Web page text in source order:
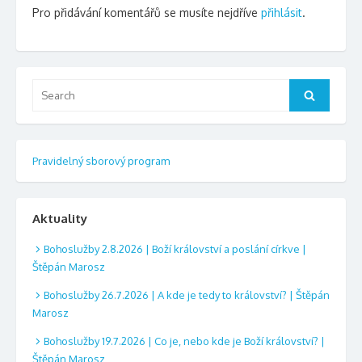
Pro přidávání komentářů se musíte nejdříve přihlásit.
Search
Pravidelný sborový program
Aktuality
Bohoslužby 2.8.2026 | Boží království a poslání církve |
Štěpán Marosz
Bohoslužby 26.7.2026 | A kde je tedy to království? | Štěpán
Marosz
Bohoslužby 19.7.2026 | Co je, nebo kde je Boží království? |
Štěpán Marosz